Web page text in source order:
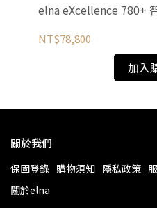
elna eXcellence 780+
NT$78,800
加入
關於我們
保固登錄 購物須知 隱私政策
關於elna